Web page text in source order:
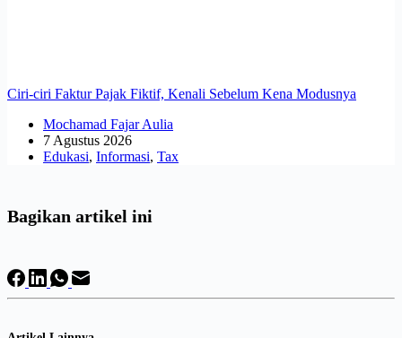
Ciri-ciri Faktur Pajak Fiktif, Kenali Sebelum Kena Modusnya
Mochamad Fajar Aulia
7 Agustus 2026
Edukasi, Informasi, Tax
Bagikan artikel ini